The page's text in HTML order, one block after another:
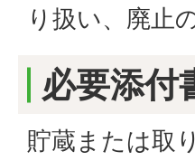
り扱い、廃止
必要添付
貯蔵または取